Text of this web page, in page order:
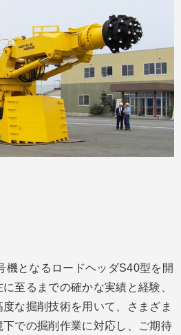
機となるロードヘッダS40型を開
至るまでの確かな実績と経験、
な掘削技術を用いて、さまざま
での掘削作業に対応し、ご期待